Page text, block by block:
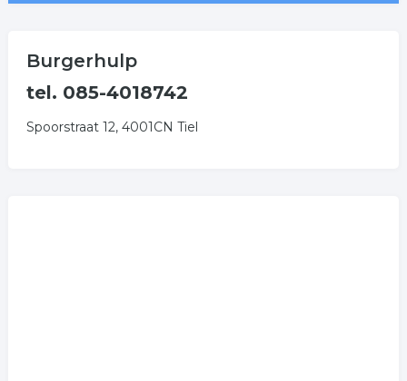
Burgerhulp
tel. 085-4018742
Spoorstraat 12, 4001CN Tiel